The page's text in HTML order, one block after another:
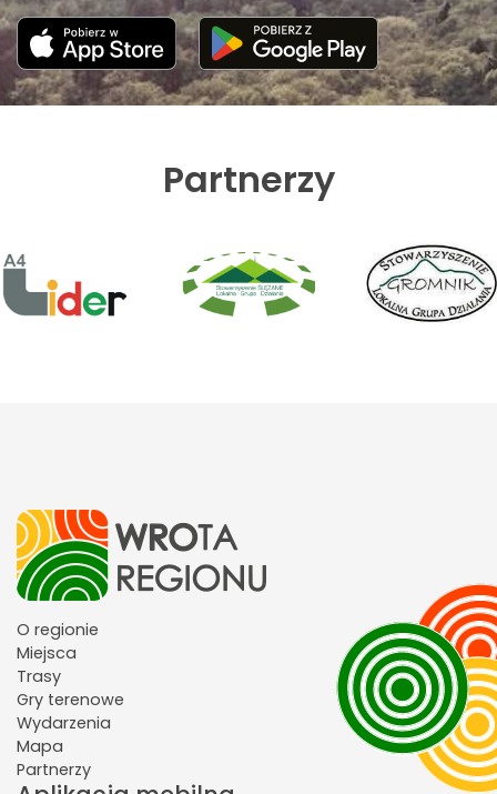
Partnerzy
O regionie
Miejsca
Trasy
Gry terenowe
Wydarzenia
Mapa
Partnerzy